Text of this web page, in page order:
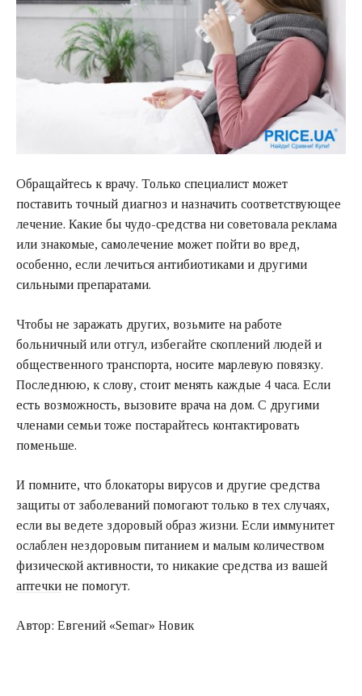
Обращайтесь к врачу. Только специалист может
поставить точный диагноз и назначить соответствующее
лечение. Какие бы чудо-средства ни советовала реклама
или знакомые, самолечение может пойти во вред,
особенно, если лечиться антибиотиками и другими
сильными препаратами.
Чтобы не заражать других, возьмите на работе
больничный или отгул, избегайте скоплений людей и
общественного транспорта, носите марлевую повязку.
Последнюю, к слову, стоит менять каждые 4 часа. Если
есть возможность, вызовите врача на дом. С другими
членами семьи тоже постарайтесь контактировать
поменьше.
И помните, что блокаторы вирусов и другие средства
защиты от заболеваний помогают только в тех случаях,
если вы ведете здоровый образ жизни. Если иммунитет
ослаблен нездоровым питанием и малым количеством
физической активности, то никакие средства из вашей
аптечки не помогут.
Автор: Евгений «Semar» Новик